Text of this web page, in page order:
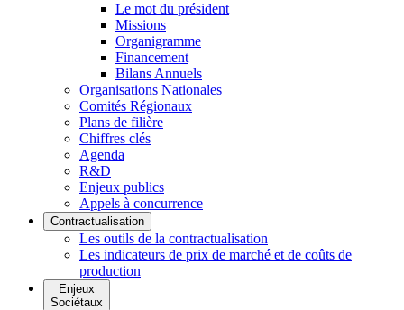
Le mot du président
Missions
Organigramme
Financement
Bilans Annuels
Organisations Nationales
Comités Régionaux
Plans de filière
Chiffres clés
Agenda
R&D
Enjeux publics
Appels à concurrence
Contractualisation
Les outils de la contractualisation
Les indicateurs de prix de marché et de coûts de
production
Enjeux
Sociétaux